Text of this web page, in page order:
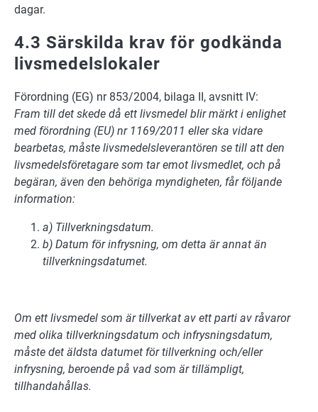
dagar.
4.3 Särskilda krav för godkända
livsmedelslokaler
Förordning (EG) nr 853/2004, bilaga II, avsnitt IV:
Fram till det skede då ett livsmedel blir märkt i enlighet
med förordning (EU) nr 1169/2011 eller ska vidare
bearbetas, måste livsmedelsleverantören se till att den
livsmedelsföretagare som tar emot livsmedlet, och på
begäran, även den behöriga myndigheten, får följande
information:
a) Tillverkningsdatum.
b) Datum för infrysning, om detta är annat än
tillverkningsdatumet.
Om ett livsmedel som är tillverkat av ett parti av råvaror
med olika tillverkningsdatum och infrysningsdatum,
måste det äldsta datumet för tillverkning och/eller
infrysning, beroende på vad som är tillämpligt,
tillhandahållas.